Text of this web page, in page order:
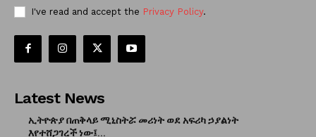
I've read and accept the Privacy Policy.
Latest News
ኢትዮጵያ በጠቅላይ ሚኒስትሯ መሪነት ወደ አፍሪካ ኃያልነት
እየተሸጋገረች ነው፤...